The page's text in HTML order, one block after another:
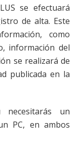
se efectuará
de alta. Este
como
información del
se realizará de
publicada en la
necesitarás un
PC, en ambos